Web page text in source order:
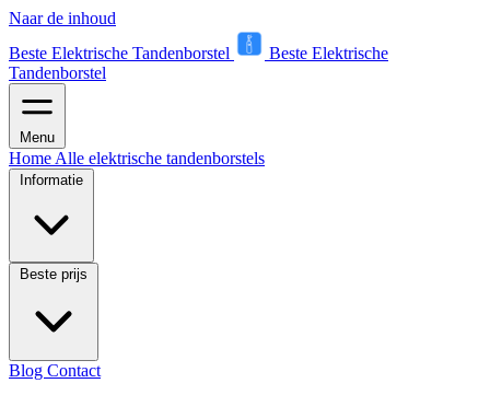
Naar de inhoud
Beste Elektrische Tandenborstel
Beste Elektrische
Tandenborstel
Menu
Home Alle elektrische tandenborstels
Informatie
Beste prijs
Blog Contact